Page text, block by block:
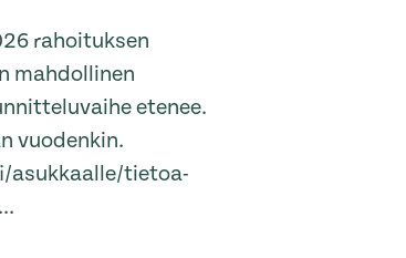
rahoituksen
mahdollinen
etenee.
vuodenkin.
asukkaalle/tietoa-
...